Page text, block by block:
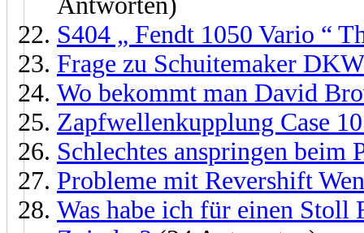
S404 „ Fendt 1050 Vario “
Frage zu Schuitemaker
Wo bekommt man David
Zapfwellenkupplung Case
Schlechtes anspringen beim
Probleme mit Revershift
Was habe ich für einen Stoll